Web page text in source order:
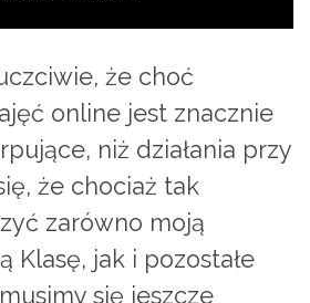
że choć
online jest znacznie
niż działania przy
że chociaż tak
zarówno moją
Klasę, jak i pozostałe
się jeszcze